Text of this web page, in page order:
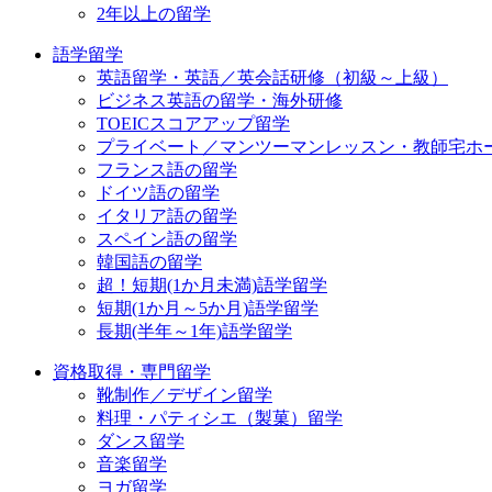
2年以上の留学
語学留学
英語留学・英語／英会話研修（初級～上級）
ビジネス英語の留学・海外研修
TOEICスコアアップ留学
プライベート／マンツーマンレッスン・教師宅ホ
フランス語の留学
ドイツ語の留学
イタリア語の留学
スペイン語の留学
韓国語の留学
超！短期(1か月未満)語学留学
短期(1か月～5か月)語学留学
長期(半年～1年)語学留学
資格取得・専門留学
靴制作／デザイン留学
料理・パティシエ（製菓）留学
ダンス留学
音楽留学
ヨガ留学